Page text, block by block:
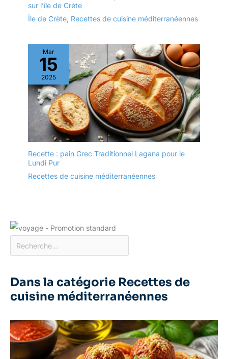
de taille moyenne avec
d'assiettes est d'un
blanc éclatant avec une
forme rectangulaire
ergonomique et un
rebord étroit. Les rebords
empêchent les
déversements, gardent le
comptoir et la table
propres. Cadeau idéal
fête des pères
emballage bien conçu
remplacement gratuit si
rectangulaires arrivent
sur l’île de Crète
Île de Crète, Recettes de cuisine méditerranéennes
Mar
15
2025
Recette : pain Grec Traditionnel Lagana pour le
Lundi Pur
Recettes de cuisine méditerranéennes
Dans la catégorie Recettes de
cuisine méditerranéennes